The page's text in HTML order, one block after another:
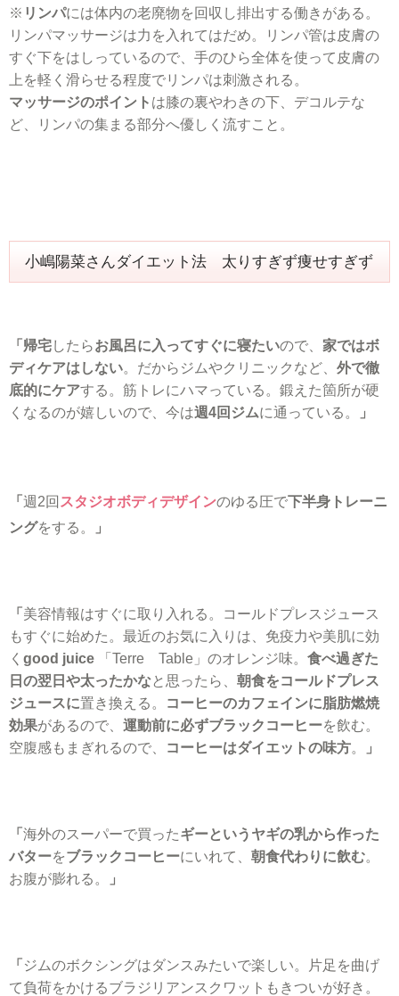
※ リンパには体内の老廃物を回収し排出する働きがある。
リンパマッサージは力を入れてはだめ。リンパ管は皮膚の
すぐ下をはしっているので、手のひら全体を使って皮膚の
上を軽く滑らせる程度でリンパは刺激される。
マッサージのポイント は膝の裏やわきの下、デコルテな
ど、リンパの集まる部分へ優しく流すこと。
小嶋陽菜さんダイエット法 太りすぎず痩せすぎず
「帰宅したらお風呂に入ってすぐに寝たいので、 家ではボ
ディケアはしない。だからジムやクリニックなど、 外で徹
底的にケアする。筋トレにハマっている。鍛えた箇所が硬
くなるのが嬉しいので、今は週4回ジムに通っている。 」
「 週2回 スタジオボディデザインのゆる圧で下半身トレーニ
ングをする。 」
「 美容情報はすぐに取り入れる。コールドプレスジュース
もすぐに始めた。最近のお気に入りは、免疫力や美肌に効
く good juice 「Terre Table」のオレンジ味。 食べ過ぎた
日の翌日や太ったかなと思ったら、 朝食をコールドプレス
ジュースに置き換える。
コーヒーのカフェインに脂肪燃焼
効果があるので、 運動前に必ずブラックコーヒーを飲む。
空腹感もまぎれるので、
コーヒーはダイエットの味方。 」
「 海外のスーパーで買ったギーというヤギの乳から作った
バターをブラックコーヒーにいれて、 朝食代わりに飲む。
お腹が膨れる。
」
「 ジムのボクシングはダンスみたいで楽しい。片足を曲げ
て負荷をかけるブラジリアンスクワットもきついが好き。